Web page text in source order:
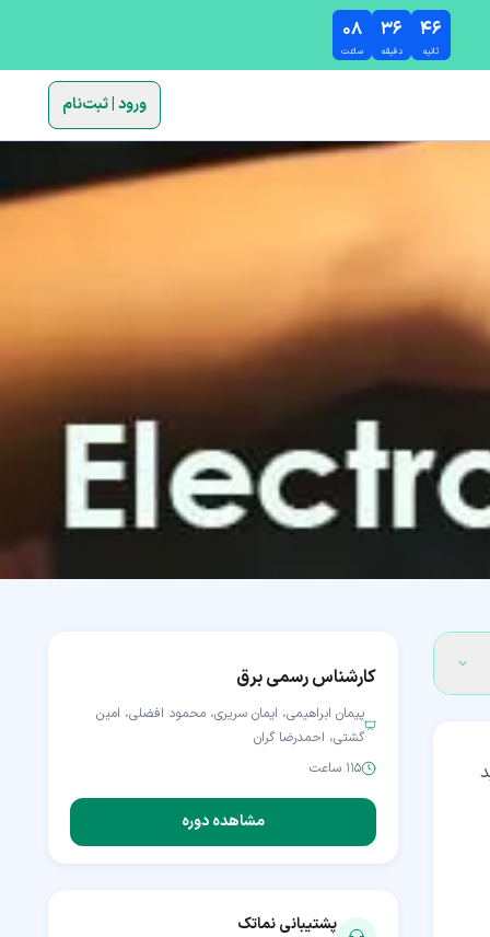
۰۸
ساعت
۳۶
دقیقه
۴۵
ثانیه
ورود | ثبت‌نام
کارشناس رسمی برق
پیمان ابراهیمی، ایمان سریری، محمود افضلی، امین
گشتی، احمدرضا گران
۱۱۵ ساعت
مشاهده دوره
پشتیبانی نماتک